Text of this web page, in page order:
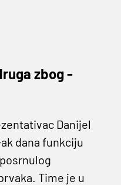
zbog -
Danijel
dana funkciju
Time je u